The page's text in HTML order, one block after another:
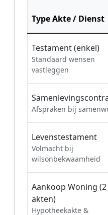
Type Akte / Dienst
Testament (enkel)
Standaard wensen
vastleggen
Afspraken bij
Levenstestament
Volmacht bij
wilsonbekwaamheid
Aankoop Woning (2
akten)
Hypotheekakte &